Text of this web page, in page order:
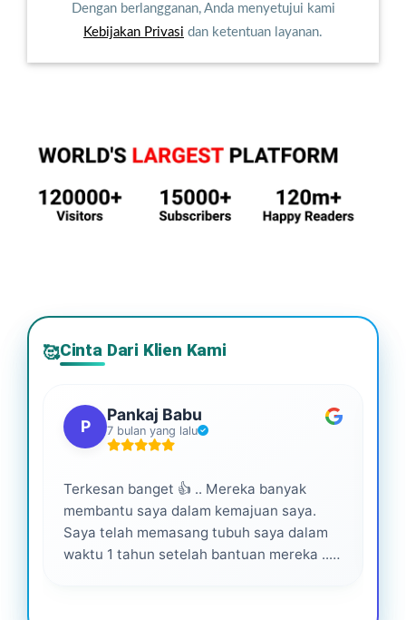
Dengan berlangganan, Anda menyetujui kami
Kebijakan Privasi dan ketentuan layanan.
🥰Cinta Dari Klien Kami
P
Pankaj Babu
7 bulan yang lalu
Terkesan banget 👍 .. Mereka banyak
membantu saya dalam kemajuan saya.
Saya telah memasang tubuh saya dalam
waktu 1 tahun setelah bantuan mereka ...